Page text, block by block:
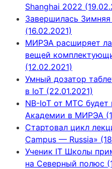
Shanghai 2022
Завершилась
(16.02.2021)
МИРЭА расширяет
вещей
(12.02.2021)
Умный дозатор
в IoT (22.01.2021)
NB-IoT от МТС будет
Академии в МИРЭА
Стартовал цикл
Campus — Russia»
Ученик IT Школы
на Северный полюс